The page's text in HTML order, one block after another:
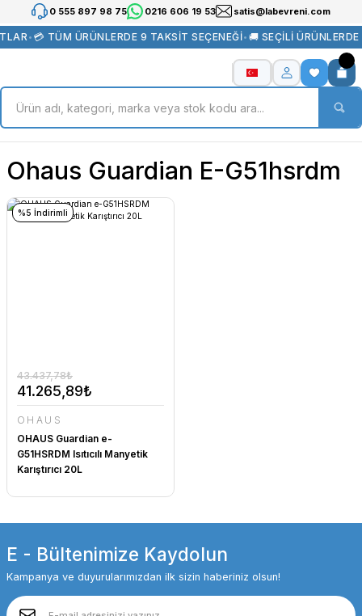
0 555 897 98 75 0216 606 19 53 satis@labevreni.com
•💳 TÜM ÜRÜNLERDE 9 TAKSİT SEÇENEĞİ•🚚 SEÇİLİ
Ohaus Guardian E-G51hsrdm
%5 İndirimli
41.265,89₺
43.437,78₺
OHAUS
OHAUS Guardian e-
G51HSRDM Isıtıcılı Manyetik
Karıştırıcı 20L
E - Bültenimize Kaydolun
Kampanya ve duyurularımızdan ilk sizin haberiniz olsun!